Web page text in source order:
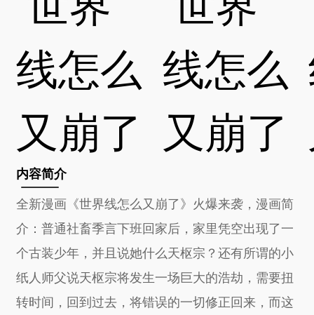
内容简介
全新漫画《世界线怎么又崩了》火爆来袭，漫画简
介：普通社畜季言下班回家后，家里凭空出现了一
个古装少年，并且说她什么天枢宗？还有所谓的小
纸人师父说天枢宗将发生一场巨大的浩劫，需要扭
转时间，回到过去，将错误的一切修正回来，而这